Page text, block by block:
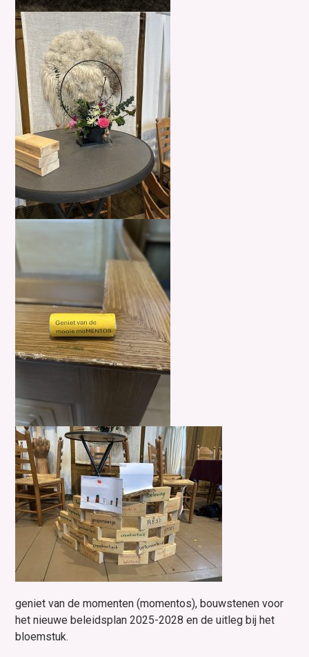
geniet van de momenten (momentos), bouwstenen voor
het nieuwe beleidsplan 2025-2028 en de uitleg bij het
bloemstuk.